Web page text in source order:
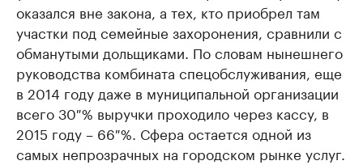
оказался вне закона, а тех, кто приобрел там
участки под семейные захоронения, сравнили с
обманутыми дольщиками. По словам нынешнего
руководства комбината спецобслуживания, еще
в 2014 году даже в муниципальной организации
всего 30 % выручки проходило через кассу, в
2015 году – 66 %. Сфера остается одной из
самых непрозрачных на городском рынке услуг.